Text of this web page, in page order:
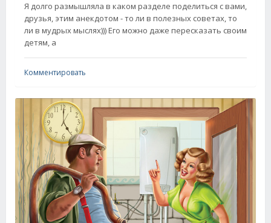
Я долго размышляла в каком разделе поделиться с вами,
друзья, этим анекдотом - то ли в полезных советах, то
ли в мудрых мыслях))) Его можно даже пересказать своим
детям, а
Комментировать